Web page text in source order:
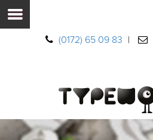
(0172) 65 09 83 |